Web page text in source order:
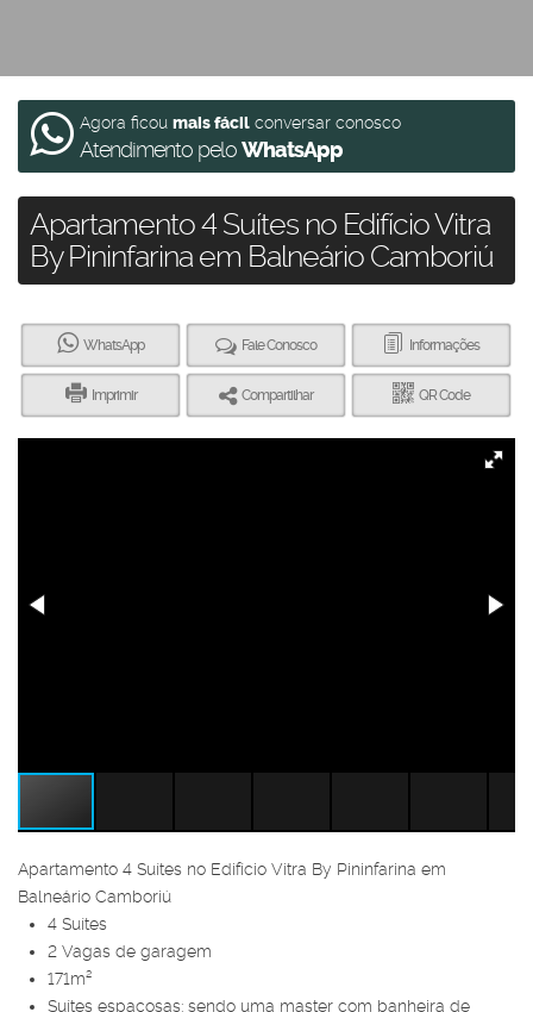
Agora ficou mais fácil conversar conosco
Atendimento peloWhatsApp
Apartamento 4 Suítes no Edifício Vitra
By Pininfarina em Balneário Camboriú
WhatsApp Fale Conosco Informações
Imprimir Compartilhar QR Code
Apartamento 4 Suítes no Edifício Vitra By Pininfarina em
Balneário Camboriú
4 Suítes
2 Vagas de garagem
171m²
Suítes espaçosas: sendo uma master com banheira de